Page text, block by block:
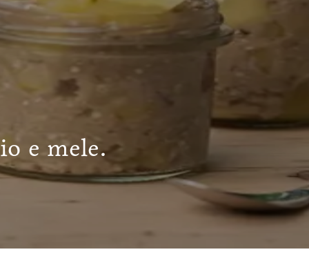
e mele.